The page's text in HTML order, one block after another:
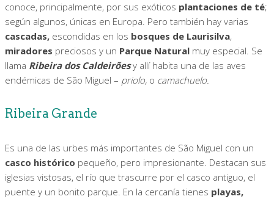
conoce, principalmente, por sus exóticos plantaciones de té;
según algunos, únicas en Europa. Pero también hay varias
cascadas, escondidas en los bosques de Laurisilva,
miradores preciosos y un Parque Natural muy especial. Se
llama Ribeira dos Caldeirõesy allí habita una de las aves
endémicas de São Miguel – priolo, o camachuelo.
Ribeira Grande
Es una de las urbes más importantes de São Miguel con un
casco histórico pequeño, pero impresionante. Destacan sus
iglesias vistosas, el río que trascurre por el casco antiguo, el
puente y un bonito parque. En la cercanía tienes playas,